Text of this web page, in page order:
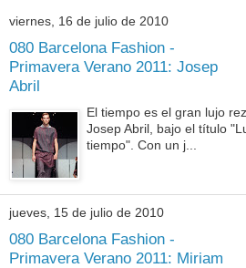
viernes, 16 de julio de 2010
080 Barcelona Fashion -
Primavera Verano 2011: Josep
Abril
El tiempo es el gran lujo
Josep Abril, bajo el título
tiempo". Con un j...
jueves, 15 de julio de 2010
080 Barcelona Fashion -
Primavera Verano 2011: Miriam